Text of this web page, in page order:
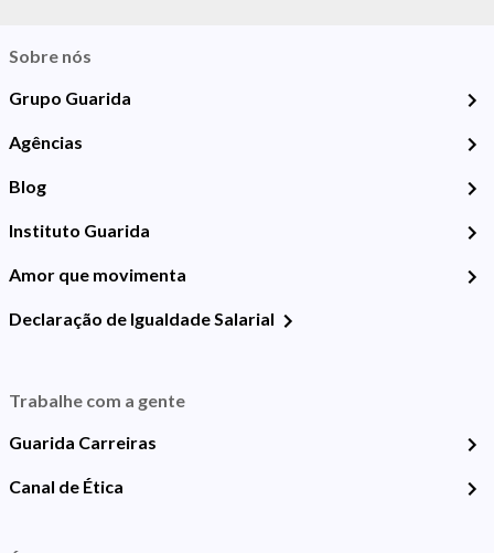
Sobre nós
Grupo Guarida
Agências
Blog
Instituto Guarida
Amor que movimenta
Declaração de Igualdade Salarial
Trabalhe com a gente
Guarida Carreiras
Canal de Ética